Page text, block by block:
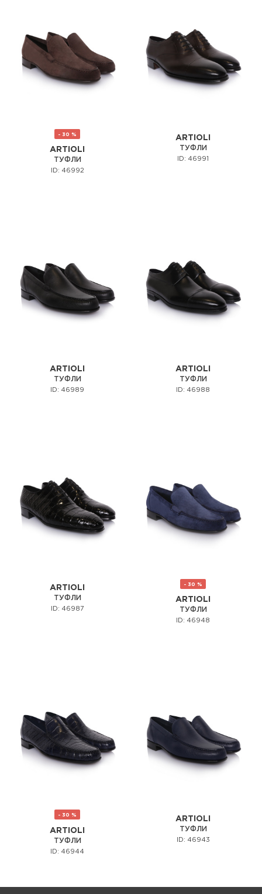
- 30 %
ARTIOLI
ТУФЛИ
ID: 46992
ARTIOLI
ТУФЛИ
ID: 46991
ARTIOLI
ТУФЛИ
ID: 46989
ARTIOLI
ТУФЛИ
ID: 46988
ARTIOLI
ТУФЛИ
ID: 46987
- 30 %
ARTIOLI
ТУФЛИ
ID: 46948
- 30 %
ARTIOLI
ТУФЛИ
ID: 46944
ARTIOLI
ТУФЛИ
ID: 46943